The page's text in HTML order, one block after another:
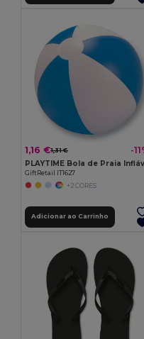
1,16 €1,31 € -
GiftRetail IT1627
+2 CORES
Adicionar ao Carrinho